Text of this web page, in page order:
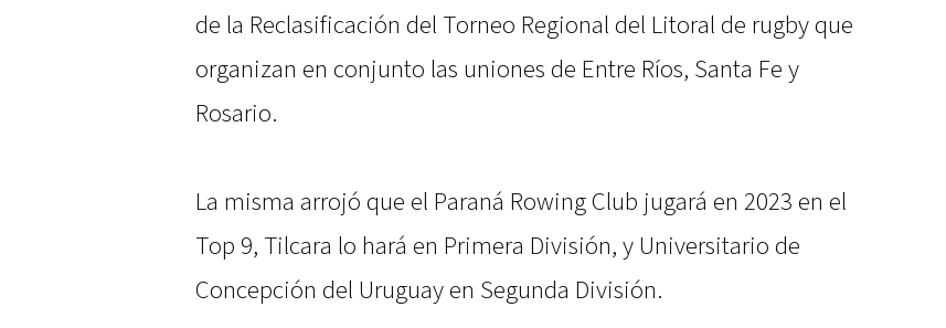
de la Reclasificación del Torneo Regional del Litoral de rugby que
organizan en conjunto las uniones de Entre Ríos, Santa Fe y
Rosario.
La misma arrojó que el Paraná Rowing Club jugará en 2023 en el
Top 9, Tilcara lo hará en Primera División, y Universitario de
Concepción del Uruguay en Segunda División.